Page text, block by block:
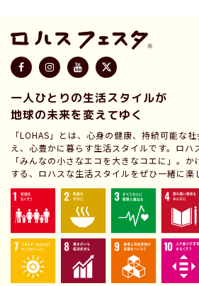
一人ひとりの生活スタイルが
地球の未来を変えてゆく
「LOHAS」とは、心身の健康、持続可能な
え、心豊かに暮らす生活スタイルです。ロハ
「みんなの小さなエコを大きなコエに」。
する、ロハスな生活スタイルをぜひ一緒に楽